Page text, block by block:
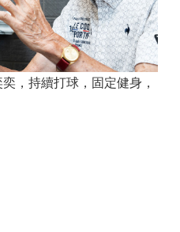
，持續打球，固定健身，